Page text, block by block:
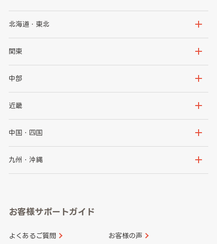
北海道・東北
北海道
岩手県
秋田県
関東
茨城県
群馬県
千葉県
中部
新潟県
石川県
山梨県
愛知県
近畿
大阪府
京都府
和歌山県
中国・四国
鳥取県
山口県
香川県 愛媛県
九州・沖縄
長崎県
大分県 宮崎県
お客様サポートガイド
よくあるご質問 お客様の声